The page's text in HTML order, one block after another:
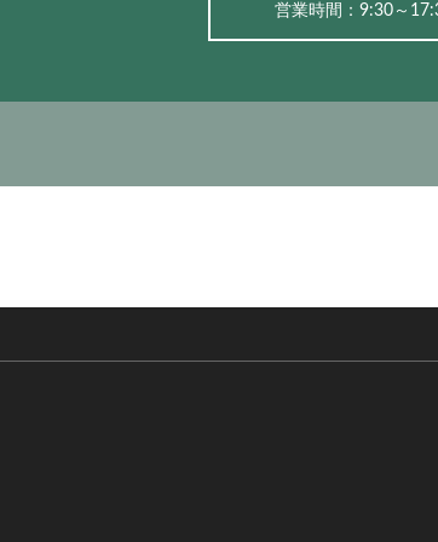
営業時間：9:30～